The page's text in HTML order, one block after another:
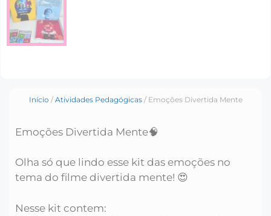
Início / Atividades Pedagógicas/ Emoções Divertida Mente
Emoções Divertida Mente🧠
Olha só que lindo esse kit das emoções no
tema do filme divertida mente! 😍
Nesse kit contem: